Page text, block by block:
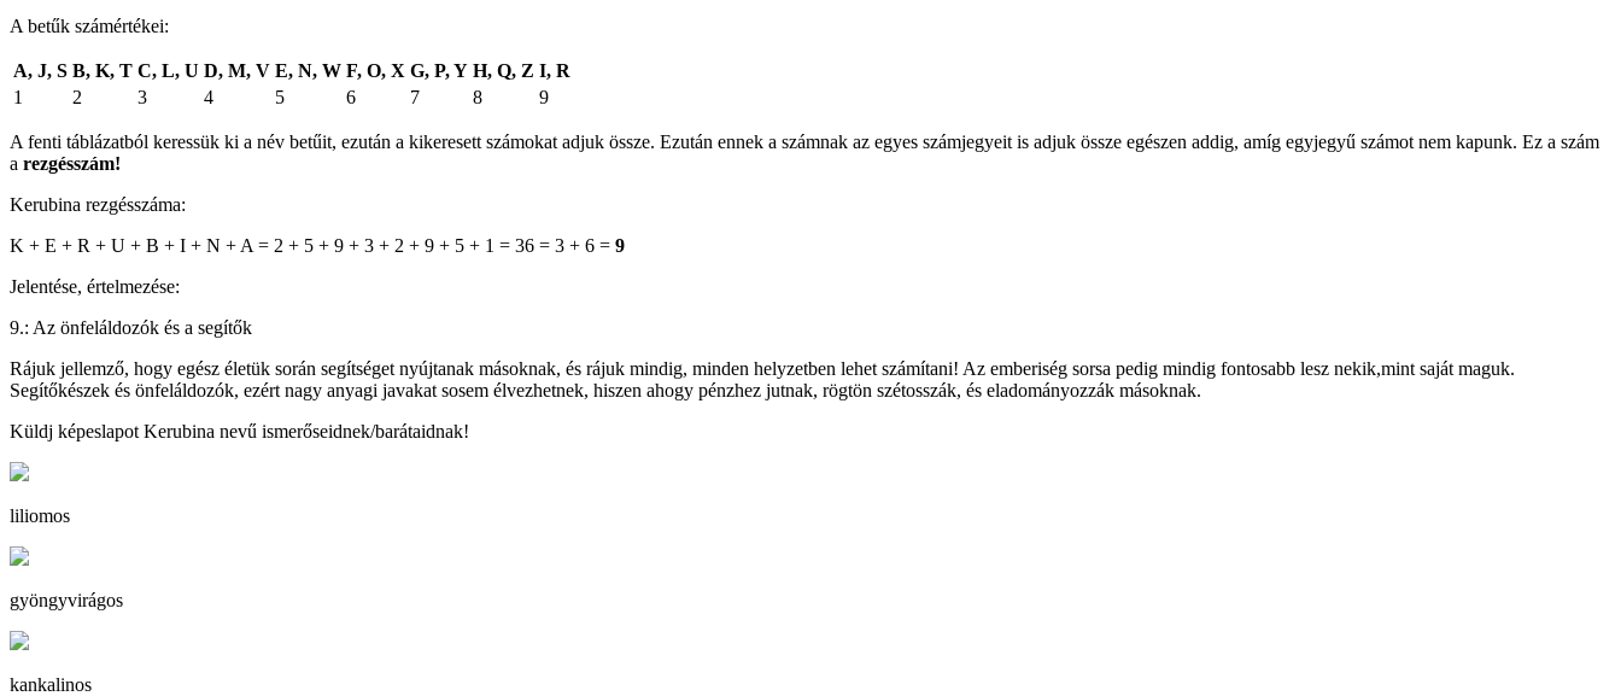
A betűk számértékei:
A, J, S B, K, T C, L, U D, M, V E, N, W F, O, X G, P, Y H, Q, Z I, R
1
2 3 4 5 6 7 8 9
A fenti táblázatból keressük ki a név betűit, ezután a kikeresett számokat adjuk össze. Ezután ennek a számnak az egyes számjegyeit is adjuk össze egészen addig, amíg egyjegyű számot nem kapunk. Ez a szám
a rezgésszám!
Kerubina rezgésszáma:
K + E + R + U + B + I + N + A = 2 + 5 + 9 + 3 + 2 + 9 + 5 + 1 = 36 = 3 + 6 = 9
Jelentése, értelmezése:
9.: Az önfeláldozók és a segítők
Rájuk jellemző, hogy egész életük során segítséget nyújtanak másoknak, és rájuk mindig, minden helyzetben lehet számítani! Az emberiség sorsa pedig mindig fontosabb lesz nekik,mint saját maguk.
Segítőkészek és önfeláldozók, ezért nagy anyagi javakat sosem élvezhetnek, hiszen ahogy pénzhez jutnak, rögtön szétosszák, és eladományozzák másoknak.
Küldj képeslapot Kerubina nevű ismerőseidnek/barátaidnak!
liliomos
gyöngyvirágos
kankalinos